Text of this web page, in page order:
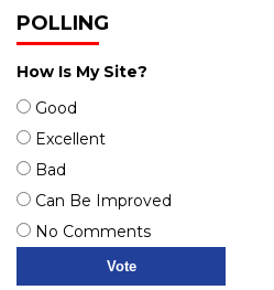
POLLING
How Is My Site?
Good
Excellent
Bad
Can Be Improved
No Comments